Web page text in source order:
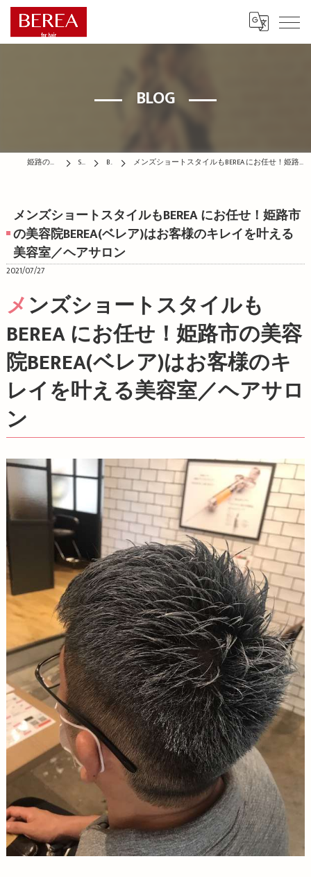
BLOG
姫路の美容院はBEREA STAFF BLOG メンズショートスタイルもBEREA にお任せ！姫路市の美容院BEREA(ベレア)はお客様のキレイを叶える美容室／ヘアサロン
メンズショートスタイルもBEREA にお任せ！姫路市
の美容院BEREA(ベレア)はお客様のキレイを叶える
美容室／ヘアサロン
2021/07/27
メンズショートスタイルも
BEREA にお任せ！姫路市の美容
院BEREA(ベレア)はお客様のキ
レイを叶える美容室／ヘアサロ
ン